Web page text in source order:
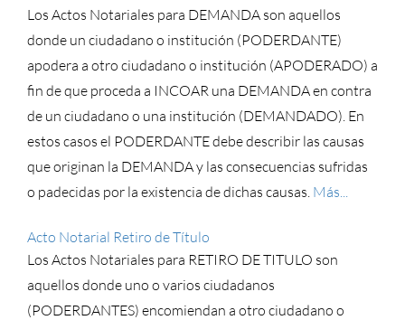
Los Actos Notariales para DEMANDA son aquellos
donde un ciudadano o institución (PODERDANTE)
apodera a otro ciudadano o institución (APODERADO) a
fin de que proceda a INCOAR una DEMANDA en contra
de un ciudadano o una institución (DEMANDADO). En
estos casos el PODERDANTE debe describir las causas
que originan la DEMANDA y las consecuencias sufridas
o padecidas por la existencia de dichas causas. Más...
Acto Notarial Retiro de Título
Los Actos Notariales para RETIRO DE TITULO son
aquellos donde uno o varios ciudadanos
(PODERDANTES) encomiendan a otro ciudadano o